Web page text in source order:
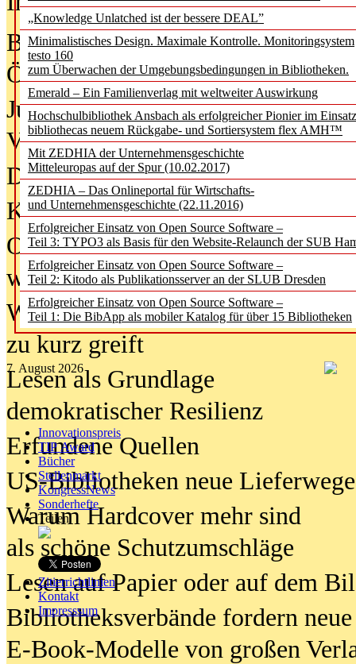
„Knowledge Unlatched ist der bessere DEAL”
Minimalistisches Design. Maximale Kontrolle. Monitoringsystem
testo 160
zum Überwachen der Umgebungsbedingungen in Bibliotheken.
Emerald – Ein Familienverlag mit weltweiter Auswirkung
Hochschulbibliothek Ansbach als erfolgreicher Pionier im
bibliothecas neuem Rückgabe- und Sortiersystem flex AMH™
Mit ZEDHIA der Unternehmensgeschichte
Mitteleuropas auf der Spur (10.02.2017)
ZEDHIA – Das Onlineportal für Wirtschafts-
und Unternehmensgeschichte (22.11.2016)
Erfolgreicher Einsatz von Open Source Software –
Teil 3: TYPO3 als Basis für den Website-Relaunch der SUB
Erfolgreicher Einsatz von Open Source Software –
Teil 2: Kitodo als Publikationsserver an der SLUB Dresden
Erfolgreicher Einsatz von Open Source Software –
Teil 1: Die BibApp als mobiler Katalog für über 15 Bibliotheken
7. August 2026
Innovationspreis
TIP Award
Bücher
Stellenmarkt
KongressNews
Sonderhefte
Teilen
Zitierrichtlinien
Kontakt
Impresssum
Bürgerforum fordert mehr
Öffentlichkeit
Jugendliche wollen besseren
Verbote
Digitale Langzeit­archi­vierung
KI-Chatbots werden Teil der
Offene Infrastrukturen für
wissenschaftliche
Warum die Debatte über KI-Texte
zu kurz greift
Lesen als Grundlage
demokratischer Resilienz
Erfundene Quellen
US-Bibliotheken neue Lieferwege
Warum Hardcover mehr sind
als schöne Schutzumschläge
Lesen auf Papier oder auf dem
Bibliotheksverbände fordern neue
E-Book-Modelle von großen